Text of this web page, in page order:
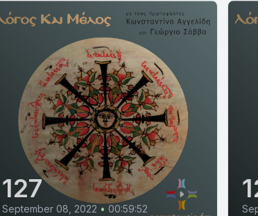
127
September 08, 2022 • 00:59:52